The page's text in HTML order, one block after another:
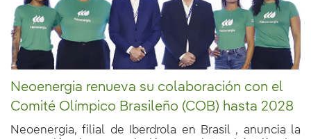
Neoenergia renueva su colaboración con el
Comité Olímpico Brasileño (COB) hasta 2028
Neoenergia, filial de Iberdrola en Brasil , anuncia la